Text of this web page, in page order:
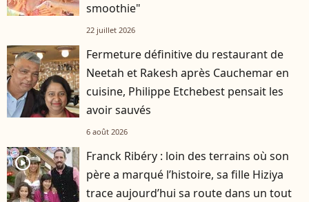
smoothie"
22 juillet 2026
Fermeture définitive du restaurant de
Neetah et Rakesh après Cauchemar en
cuisine, Philippe Etchebest pensait les
avoir sauvés
6 août 2026
player2
Franck Ribéry : loin des terrains où son
père a marqué l’histoire, sa fille Hiziya
trace aujourd’hui sa route dans un tout